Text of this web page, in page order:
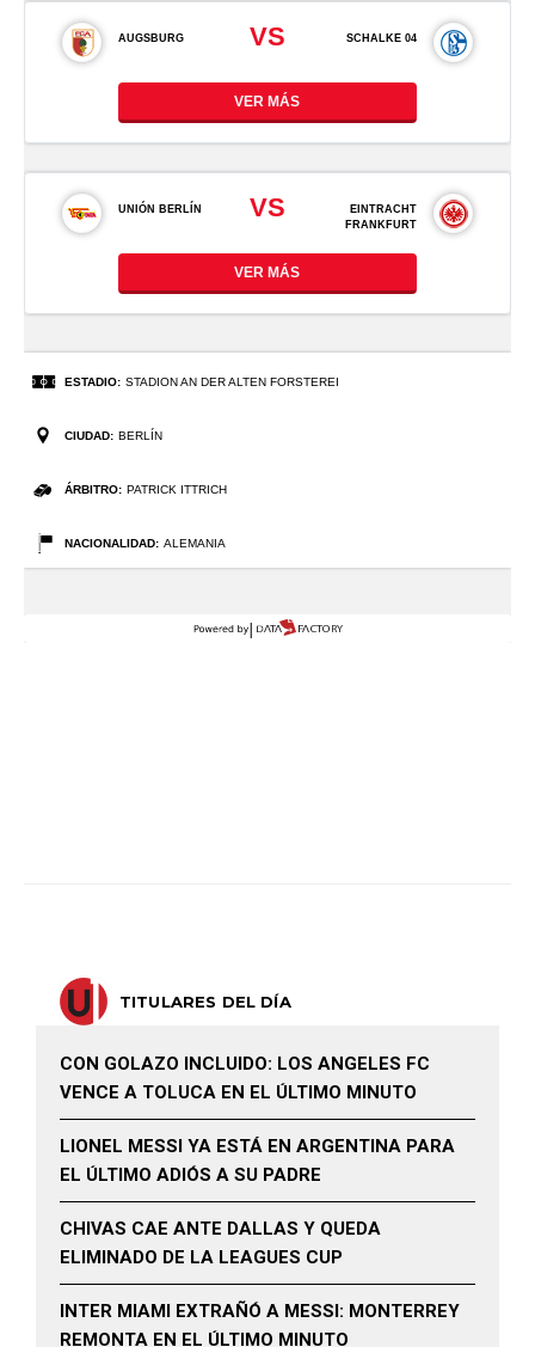
TITULARES DEL DÍA
CON GOLAZO INCLUIDO: LOS ANGELES FC
VENCE A TOLUCA EN EL ÚLTIMO MINUTO
LIONEL MESSI YA ESTÁ EN ARGENTINA PARA
EL ÚLTIMO ADIÓS A SU PADRE
CHIVAS CAE ANTE DALLAS Y QUEDA
ELIMINADO DE LA LEAGUES CUP
INTER MIAMI EXTRAÑÓ A MESSI: MONTERREY
REMONTA EN EL ÚLTIMO MINUTO